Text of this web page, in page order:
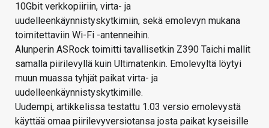
10Gbit verkkopiiriin, virta- ja
uudelleenkäynnistyskytkimiin, sekä emolevyn mukana
toimitettaviin Wi-Fi -antenneihin.
Alunperin ASRock toimitti tavallisetkin Z390 Taichi mallit
samalla piirilevyllä kuin Ultimatenkin. Emolevyltä löytyi
muun muassa tyhjät paikat virta- ja
uudelleenkäynnistyskytkimille.
Uudempi, artikkelissa testattu 1.03 versio emolevystä
käyttää omaa piirilevyversiotansa josta paikat kyseisille